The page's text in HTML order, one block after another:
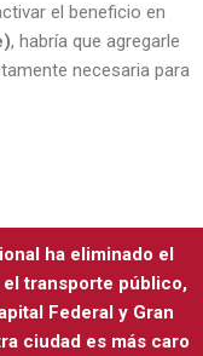
el beneficio en
, habría que agregarle
necesaria para
ha eliminado el
transporte público,
Federal y Gran
ciudad es más caro